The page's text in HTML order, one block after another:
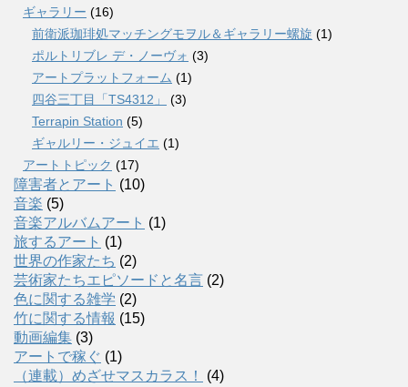
ギャラリー (16)
前衛派珈琲処マッチングモヲル＆ギャラリー螺旋 (1)
ポルトリブレ デ・ノーヴォ (3)
アートプラットフォーム (1)
四谷三丁目「TS4312」
(3)
Terrapin Station (5)
ギャルリー・ジュイエ (1)
アートトピック (17)
障害者とアート (10)
音楽 (5)
音楽アルバムアート (1)
旅するアート (1)
世界の作家たち (2)
芸術家たちエピソードと名言 (2)
色に関する雑学 (2)
竹に関する情報 (15)
動画編集 (3)
アートで稼ぐ (1)
（連載）めざせマスカラス！
(4)